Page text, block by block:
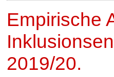
Empirische
2019/20.